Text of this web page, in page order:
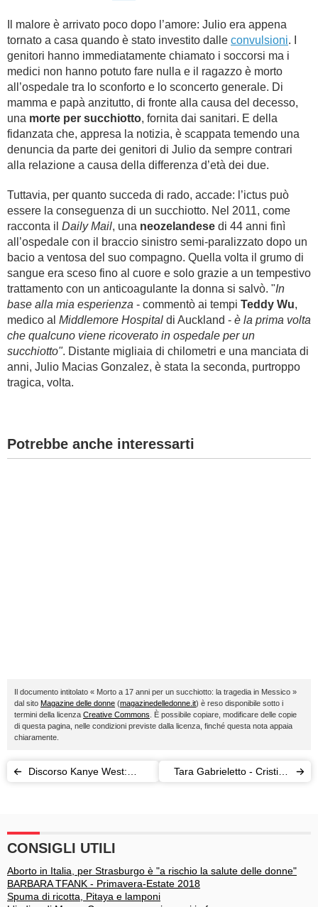
Il malore è arrivato poco dopo l’amore: Julio era appena
tornato a casa quando è stato investito dalle convulsioni. I
genitori hanno immediatamente chiamato i soccorsi ma i
medici non hanno potuto fare nulla e il ragazzo è morto
all’ospedale tra lo sconforto e lo sconcerto generale. Di
mamma e papà anzitutto, di fronte alla causa del decesso,
una morte per succhiotto, fornita dai sanitari. E della
fidanzata che, appresa la notizia, è scappata temendo una
denuncia da parte dei genitori di Julio da sempre contrari
alla relazione a causa della differenza d’età dei due.
Tuttavia, per quanto succeda di rado, accade: l’ictus può
essere la conseguenza di un succhiotto. Nel 2011, come
racconta il Daily Mail, una neozelandese di 44 anni finì
all’ospedale con il braccio sinistro semi-paralizzato dopo un
bacio a ventosa del suo compagno. Quella volta il grumo di
sangue era sceso fino al cuore e solo grazie a un tempestivo
trattamento con un anticoagulante la donna si salvò. "In
base alla mia esperienza - commentò ai tempi Teddy Wu,
medico al Middlemore Hospital di Auckland - è la prima volta
che qualcuno viene ricoverato in ospedale per un
succhiotto". Distante migliaia di chilometri e una manciata di
anni, Julio Macias Gonzalez, è stata la seconda, purtroppo
tragica, volta.
Potrebbe anche interessarti
Il documento intitolato « Morto a 17 anni per un succhiotto: la tragedia in Messico »
dal sito Magazine delle donne (magazinedelledonne.it) è reso disponibile sotto i
termini della licenza Creative Commons . È possibile copiare, modificare delle copie
di questa pagina, nelle condizioni previste dalla licenza, finché questa nota appaia
chiaramente.
Discorso Kanye West:
Tara Gabrieletto - Cristian
CONSIGLI UTILI
Aborto in Italia, per Strasburgo è "a rischio la salute delle donne"
BARBARA TFANK - Primavera-Estate 2018
Spuma di ricotta, Pitaya e lamponi